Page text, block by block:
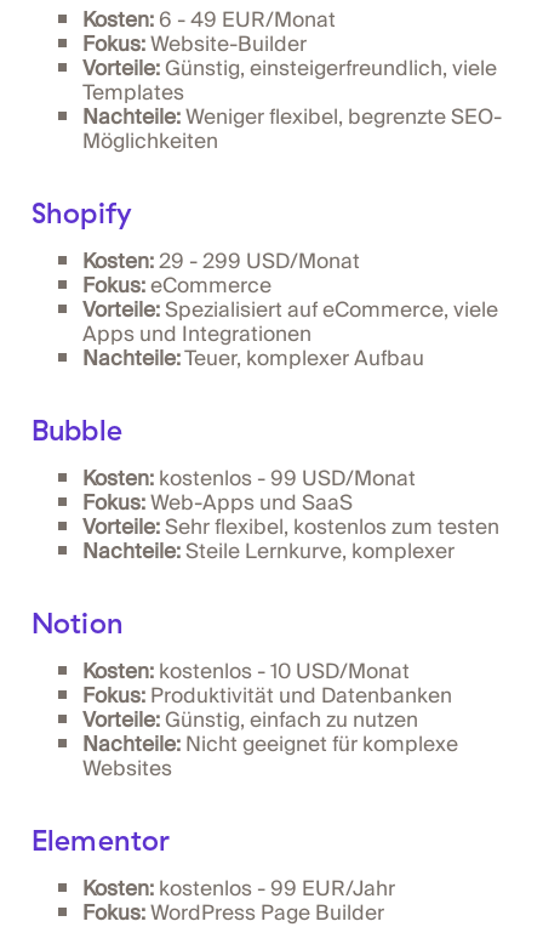
Kosten:6 - 49 EUR/Monat
Fokus:Website-Builder
Vorteile:Günstig, einsteigerfreundlich, viele
Templates
Nachteile:Weniger flexibel, begrenzte SEO-
Möglichkeiten
Shopify
Kosten:29 - 299 USD/Monat
Fokus:eCommerce
Vorteile:Spezialisiert auf eCommerce, viele
Apps und Integrationen
Nachteile:Teuer, komplexer Aufbau
Bubble
Kosten:kostenlos - 99 USD/Monat
Fokus:Web-Apps und SaaS
Vorteile:Sehr flexibel, kostenlos zum testen
Nachteile:Steile Lernkurve, komplexer
Notion
Kosten:kostenlos - 10 USD/Monat
Fokus:Produktivität und Datenbanken
Vorteile:Günstig, einfach zu nutzen
Nachteile:Nicht geeignet für komplexe
Websites
Elementor
Kosten:kostenlos - 99 EUR/Jahr
Fokus:WordPress Page Builder